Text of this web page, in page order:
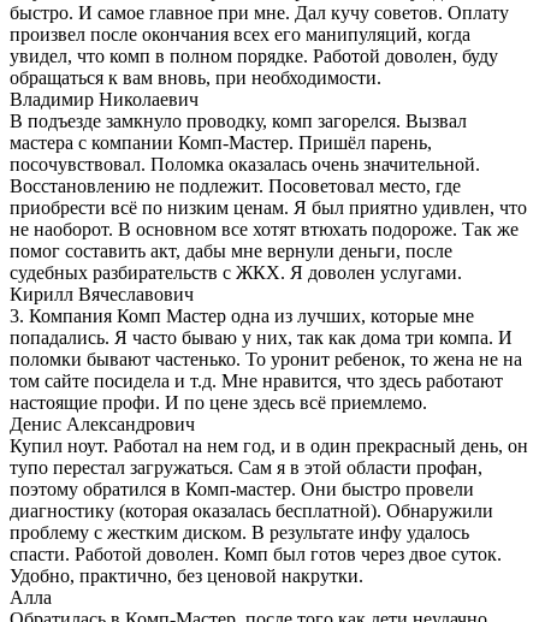
быстро. И самое главное при мне. Дал кучу советов. Оплату
произвел после окончания всех его манипуляций, когда
увидел, что комп в полном порядке. Работой доволен, буду
обращаться к вам вновь, при необходимости.
Владимир Николаевич
В подъезде замкнуло проводку, комп загорелся. Вызвал
мастера с компании Комп-Мастер. Пришёл парень,
посочувствовал. Поломка оказалась очень значительной.
Восстановлению не подлежит. Посоветовал место, где
приобрести всё по низким ценам. Я был приятно удивлен, что
не наоборот. В основном все хотят втюхать подороже. Так же
помог составить акт, дабы мне вернули деньги, после
судебных разбирательств с ЖКХ. Я доволен услугами.
Кирилл Вячеславович
3. Компания Комп Мастер одна из лучших, которые мне
попадались. Я часто бываю у них, так как дома три компа. И
поломки бывают частенько. То уронит ребенок, то жена не на
том сайте посидела и т.д. Мне нравится, что здесь работают
настоящие профи. И по цене здесь всё приемлемо.
Денис Александрович
Купил ноут. Работал на нем год, и в один прекрасный день, он
тупо перестал загружаться. Сам я в этой области профан,
поэтому обратился в Комп-мастер. Они быстро провели
диагностику (которая оказалась бесплатной). Обнаружили
проблему с жестким диском. В результате инфу удалось
спасти. Работой доволен. Комп был готов через двое суток.
Удобно, практично, без ценовой накрутки.
Алла